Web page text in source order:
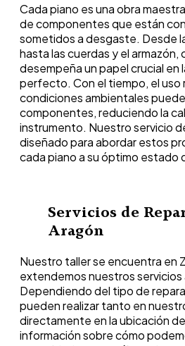
Cada piano es una obra
de componentes que están
sometidos a desgaste. Desde
hasta las cuerdas y el
desempeña un papel crucial en
perfecto. Con el tiempo, el uso
condiciones ambientales
componentes, reduciendo la
instrumento. Nuestro servicio
diseñado para abordar estos
cada piano a su óptimo estado
Servicios de
Aragón
Nuestro taller se encuentra en
extendemos nuestros servicios
Dependiendo del tipo de
pueden realizar tanto en
directamente en la ubicación
información sobre cómo